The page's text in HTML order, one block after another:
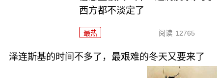
西方都不淡定了
最热 阅读 12765
泽连斯基的时间不多了，最艰难的冬天又要来了